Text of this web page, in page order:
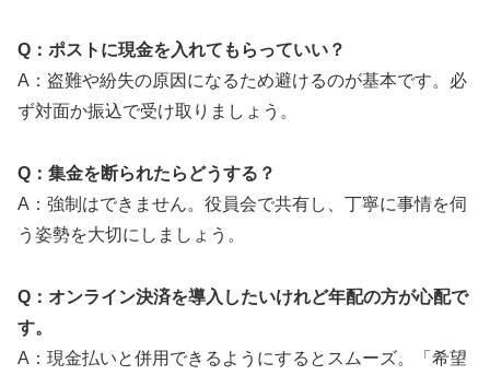
Q：ポストに現金を入れてもらっていい？
A：盗難や紛失の原因になるため避けるのが基本です。必
ず対面か振込で受け取りましょう。
Q：集金を断られたらどうする？
A：強制はできません。役員会で共有し、丁寧に事情を伺
う姿勢を大切にしましょう。
Q：オンライン決済を導入したいけれど年配の方が心配で
す。
A：現金払いと併用できるようにするとスムーズ。「希望